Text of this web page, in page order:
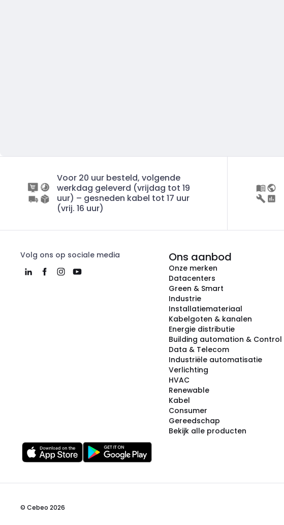
Voor 20 uur besteld, volgende
werkdag geleverd (vrijdag tot 19
uur) – gesneden kabel tot 17 uur
(vrij. 16 uur)
Volg ons op sociale media Ons aanbod
Onze merken
Datacenters
Green & Smart
Industrie
Installatiemateriaal
Kabelgoten & kanalen
Energie distributie
Building automation & Control
Data & Telecom
Industriële automatisatie
Verlichting
HVAC
Renewable
Kabel
Consumer
Gereedschap
Bekijk alle producten
© Cebeo 2026